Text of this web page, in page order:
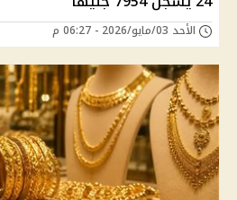
الأحد 03/مايو/2026 - 06:27 م